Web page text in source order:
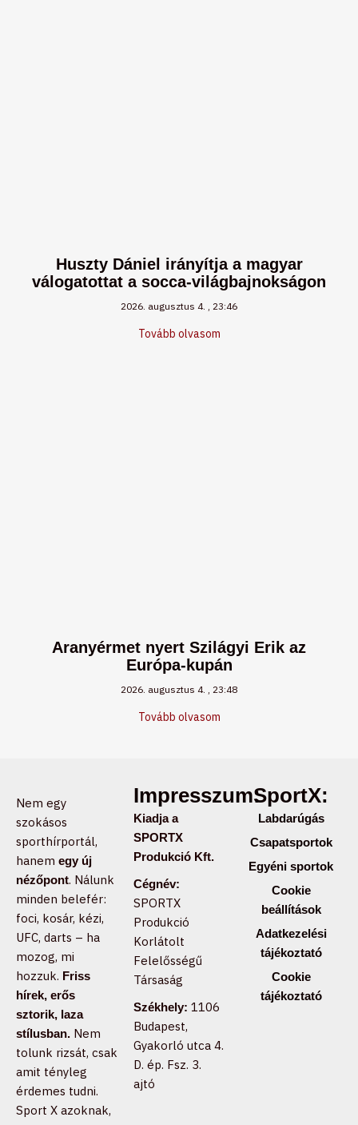
Huszty Dániel irányítja a magyar
válogatottat a socca-világbajnokságon
2026. augusztus 4. 23:46
Tovább olvasom
Aranyérmet nyert Szilágyi Erik az
Európa-kupán
2026. augusztus 4. 23:48
Tovább olvasom
Nem egy
szokásos
sporthírportál,
hanem egy új
nézőpont. Nálunk
minden belefér:
foci, kosár, kézi,
UFC, darts – ha
mozog, mi
hozzuk. Friss
hírek, erős
sztorik, laza
stílusban. Nem
tolunk rizsát, csak
amit tényleg
érdemes tudni.
Sport X azoknak,
Impresszum:
Kiadja a
SPORTX
Produkció Kft.
Cégnév:
SPORTX
Produkció
Korlátolt
Felelősségű
Társaság
Székhely: 1106
Budapest,
Gyakorló utca 4.
D. ép. Fsz. 3.
ajtó
SportX:
Labdarúgás
Csapatsportok
Egyéni sportok
Cookie
beállítások
Adatkezelési
tájékoztató
Cookie
tájékoztató